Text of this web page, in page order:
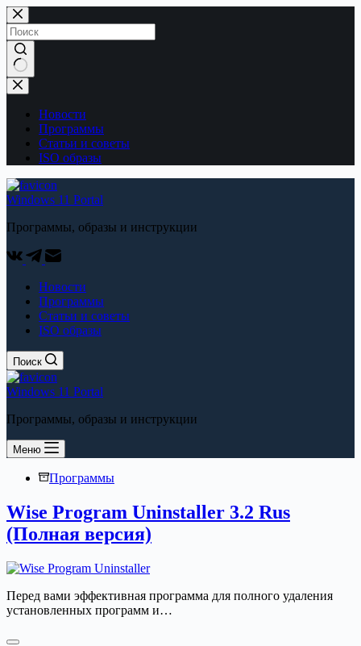
Перейти
к
содержимому
No
results
Новости
Программы
Статьи и советы
ISO образы
Windows 11 Portal
Программы, образы и инструкции
Новости
Программы
Статьи и советы
ISO образы
Поиск
Windows 11 Portal
Программы, образы и инструкции
Меню
Программы
Wise Program Uninstaller 3.2 Rus
(Полная версия)
Перед вами эффективная программа для полного удаления
установленных программ и…